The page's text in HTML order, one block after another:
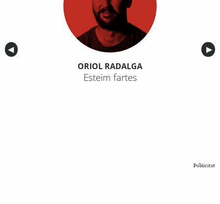
Anterior
◀︎ ▶︎
ORIOL RADALGA
Esteim fartes
Publicitat